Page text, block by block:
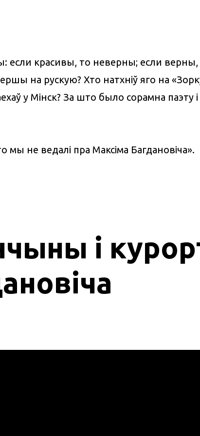
красивы, то неверны; если
на рускую? Хто натхніў яго на
у Мінск? За што было сорамна паэту
не ведалі пра Максіма Багдановіча».
і